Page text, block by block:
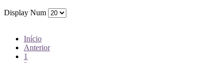
Display Num
Início
Anterior
1